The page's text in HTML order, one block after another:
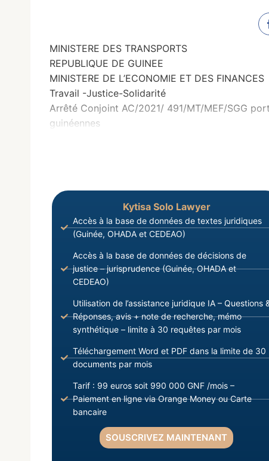
MINISTERE DES TRANSPORTS
REPUBLIQUE DE GUINEE
MINISTERE DE L’ECONOMIE ET DES FINANCES
Travail -Justice-Solidarité
Arrêté Conjoint AC/2021/ 491/MT/MEF/SGG
guinéennes
Kytisa Solo Lawyer
Accès à la base de données de textes juridiques
(Guinée, OHADA et CEDEAO)
Accès à la base de données de décisions de
justice – jurisprudence (Guinée, OHADA et
CEDEAO)
Utilisation de l’assistance juridique IA – Questions
Réponses, avis + note de recherche, mémo
synthétique – limite à 30 requêtes par mois
Téléchargement Word et PDF dans la limite de 30
documents par mois
Tarif : 99 euros soit 990 000 GNF /mois –
Paiement en ligne via Orange Money ou Carte
bancaire
SOUSCRIVEZ MAINTENANT